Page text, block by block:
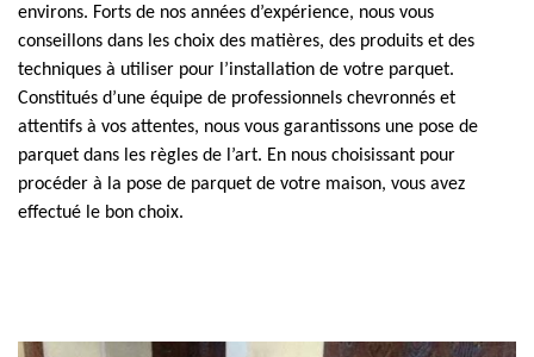
environs. Forts de nos années d’expérience, nous vous
conseillons dans les choix des matières, des produits et des
techniques à utiliser pour l’installation de votre parquet.
Constitués d’une équipe de professionnels chevronnés et
attentifs à vos attentes, nous vous garantissons une pose de
parquet dans les règles de l’art. En nous choisissant pour
procéder à la pose de parquet de votre maison, vous avez
effectué le bon choix.